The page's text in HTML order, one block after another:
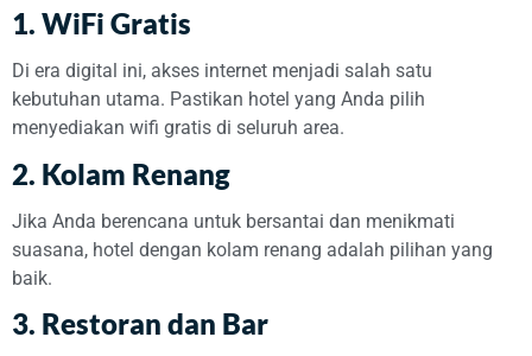
1. WiFi Gratis
Di era digital ini, akses internet menjadi salah satu
kebutuhan utama. Pastikan hotel yang Anda pilih
menyediakan wifi gratis di seluruh area.
2. Kolam Renang
Jika Anda berencana untuk bersantai dan menikmati
suasana, hotel dengan kolam renang adalah pilihan yang
baik.
3. Restoran dan Bar